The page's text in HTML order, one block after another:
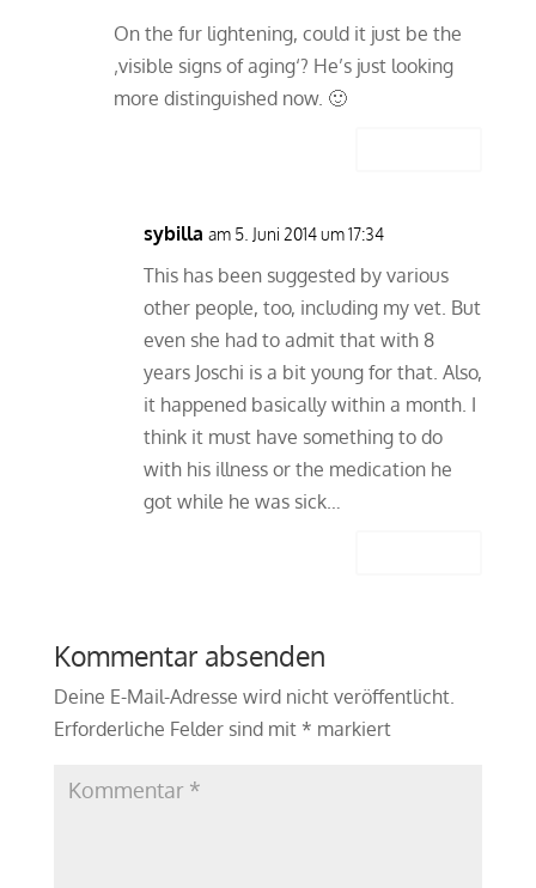
On the fur lightening, could it just be the
‚visible signs of aging‘? He’s just looking
more distinguished now. 🙂
sybilla am 5. Juni 2014 um 17:34
This has been suggested by various
other people, too, including my vet. But
even she had to admit that with 8
years Joschi is a bit young for that. Also,
it happened basically within a month. I
think it must have something to do
with his illness or the medication he
got while he was sick…
Kommentar absenden
Deine E-Mail-Adresse wird nicht veröffentlicht.
Erforderliche Felder sind mit * markiert